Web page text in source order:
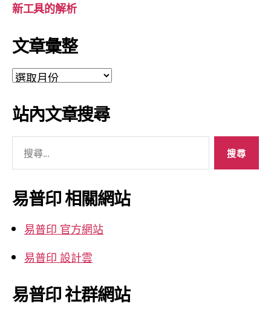
新工具的解析
文章彙整
文
彙
整
站內文章搜尋
關
鍵
字:
易普印 相關網站
易普印 官方網站
易普印 設計雲
易普印 社群網站